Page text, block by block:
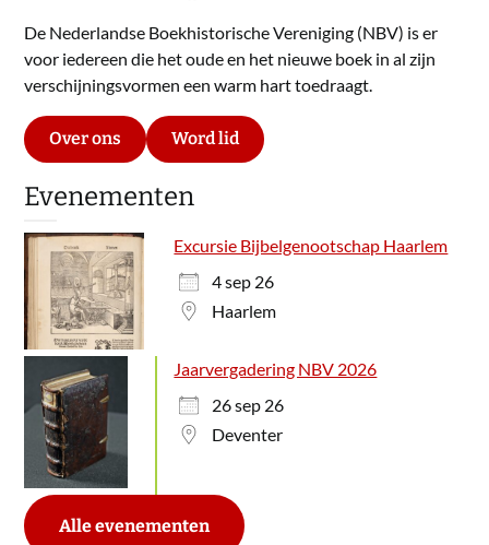
De Nederlandse Boekhistorische Vereniging (NBV) is er
voor iedereen die het oude en het nieuwe boek in al zijn
verschijningsvormen een warm hart toedraagt.
Over ons Word lid
Evenementen
Excursie Bijbelgenootschap Haarlem
4 sep 26
Haarlem
Jaarvergadering NBV 2026
26 sep 26
Deventer
Alle evenementen